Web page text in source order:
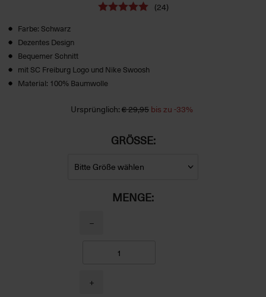
(24)
Farbe: Schwarz
Dezentes Design
Bequemer Schnitt
mit SC Freiburg Logo und Nike Swoosh
Material: 100% Baumwolle
Ursprünglich:€ 29,95bis zu -33%
GRÖSSE:
MENGE:
−
+